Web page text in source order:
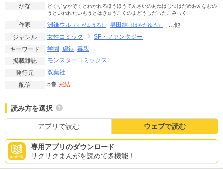
かな
どくずなかぞくとわかれるほうほうてんさいのあねはじつはだめおんなむの
うといわれたいもうとはきゅうこくのまどうしだったこみっく
作家 洲鎌ウル （すがまうる） 早田結 （はやたゆう）
…他
ジャンル
女性コミック
SF・ファンタジー
キーワード
学園 虐待 毒親
掲載雑誌
モンスターコミックスf
発行元
双葉社
配信
5巻 完結
読み方を選択
アプリで読む ウェブで読む
専用アプリのダウンロード
サクサクまんがを読めて多機能！